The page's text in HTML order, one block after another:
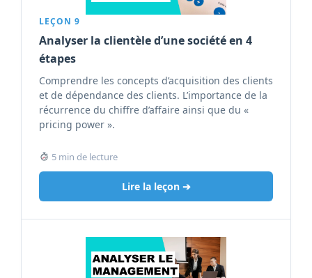
LEÇON 9
Analyser la clientèle d’une société en 4
étapes
Comprendre les concepts d’acquisition des clients
et de dépendance des clients. L’importance de la
récurrence du chiffre d’affaire ainsi que du «
pricing power ».
5 min de lecture
Lire la leçon ➔